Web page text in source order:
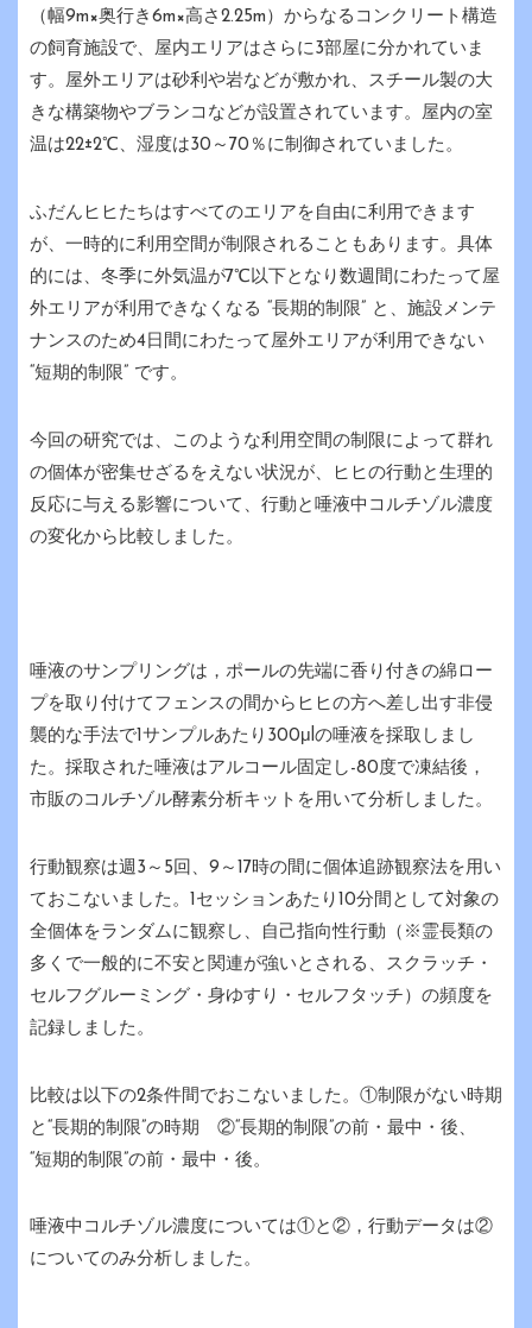
（幅9m×奥行き6m×高さ2.25m）からなるコンクリート構造
の飼育施設で、屋内エリアはさらに3部屋に分かれていま
す。屋外エリアは砂利や岩などが敷かれ、スチール製の大
きな構築物やブランコなどが設置されています。屋内の室
温は22±2℃、湿度は30～70％に制御されていました。
ふだんヒヒたちはすべてのエリアを自由に利用できます
が、一時的に利用空間が制限されることもあります。具体
的には、冬季に外気温が7℃以下となり数週間にわたって屋
外エリアが利用できなくなる “長期的制限” と、施設メンテ
ナンスのため4日間にわたって屋外エリアが利用できない
“短期的制限” です。
今回の研究では、このような利用空間の制限によって群れ
の個体が密集せざるをえない状況が、ヒヒの行動と生理的
反応に与える影響について、行動と唾液中コルチゾル濃度
の変化から比較しました。
唾液のサンプリングは，ポールの先端に香り付きの綿ロー
プを取り付けてフェンスの間からヒヒの方へ差し出す非侵
襲的な手法で1サンプルあたり300μlの唾液を採取しまし
た。採取された唾液はアルコール固定し-80度で凍結後，
市販のコルチゾル酵素分析キットを用いて分析しました。
行動観察は週3～5回、9～17時の間に個体追跡観察法を用い
ておこないました。1セッションあたり10分間として対象の
全個体をランダムに観察し、自己指向性行動（※霊長類の
多くで一般的に不安と関連が強いとされる、スクラッチ・
セルフグルーミング・身ゆすり・セルフタッチ）の頻度を
記録しました。
比較は以下の2条件間でおこないました。①制限がない時期
と“長期的制限”の時期 ②“長期的制限”の前・最中・後、
“短期的制限”の前・最中・後。
唾液中コルチゾル濃度については①と②，行動データは②
についてのみ分析しました。